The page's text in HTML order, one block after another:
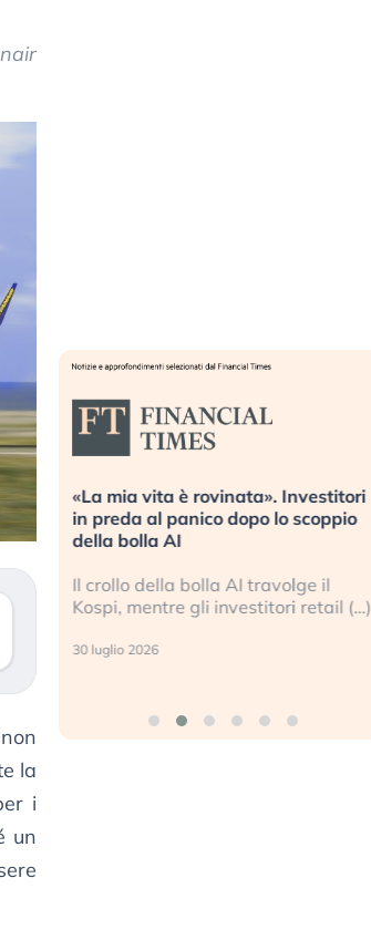
la
i
un
«La mia vita è rovinata». Investitori
in preda al panico dopo lo scoppio
della bolla AI
Il crollo della bolla AI travolge il
Kospi, mentre gli investitori retail (…)
30 luglio 2026